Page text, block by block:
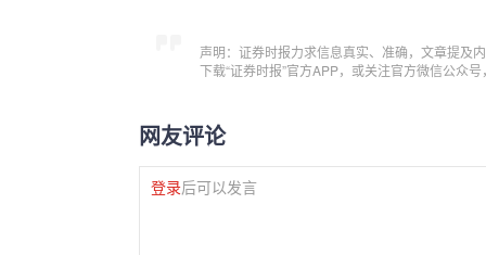
声明：证券时报力求信息真实、准确，文章提及
下载“证券时报”官方APP，或关注官方微信公众
网友评论
登录后可以发言